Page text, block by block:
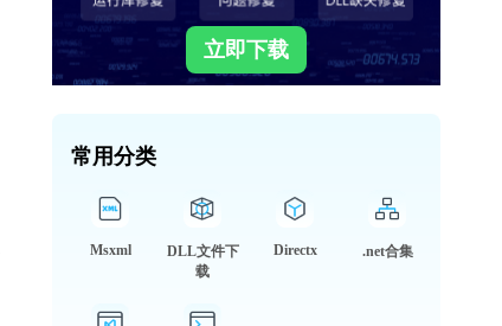
立即下载
常用分类
Msxml
DLL文件下
载
Directx .net合集